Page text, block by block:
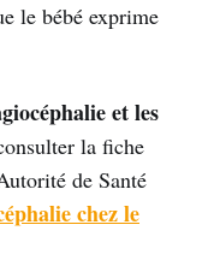
le bébé exprime
et les
la fiche
de Santé
chez le